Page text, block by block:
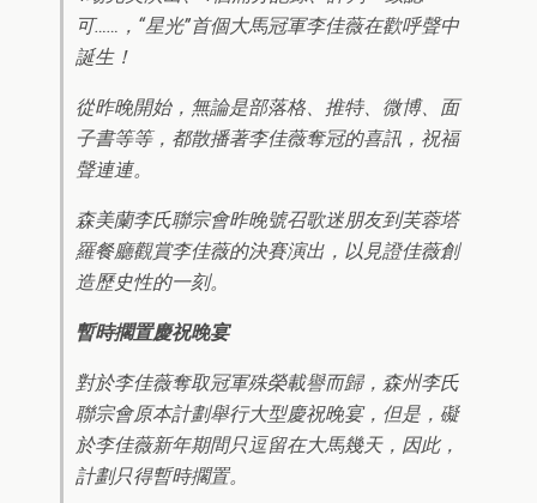
可……，“星光”首個大馬冠軍李佳薇在歡呼聲中
誕生！
從昨晚開始，無論是部落格、推特、微博、面
子書等等，都散播著李佳薇奪冠的喜訊，祝福
聲連連。
森美蘭李氏聯宗會昨晚號召歌迷朋友到芙蓉塔
羅餐廳觀賞李佳薇的決賽演出，以見證佳薇創
造歷史性的一刻。
暫時擱置慶祝晚宴
對於李佳薇奪取冠軍殊榮載譽而歸，森州李氏
聯宗會原本計劃舉行大型慶祝晚宴，但是，礙
於李佳薇新年期間只逗留在大馬幾天，因此，
計劃只得暫時擱置。